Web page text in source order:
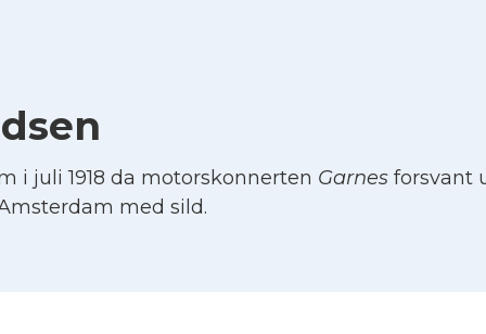
i juli 1918 da motorskonnerten Garnes forsvant
med sild.